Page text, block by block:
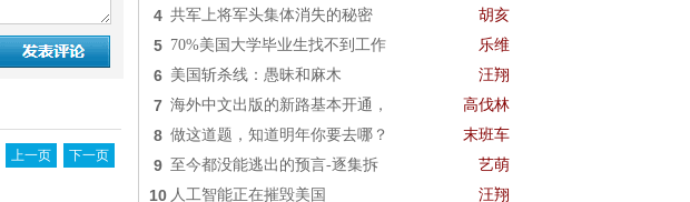
上一页 下一页
4 共军上将军头集体消失的秘密 胡亥
5 70%美国大学毕业生找不到工作 乐维
6 美国斩杀线：愚昧和麻木 汪翔
7 海外中文出版的新路基本开通， 高伐林
8 做这道题，知道明年你要去哪？ 末班车
9 至今都没能逃出的预言-逐集拆 艺萌
10 人工智能正在摧毁美国 汪翔